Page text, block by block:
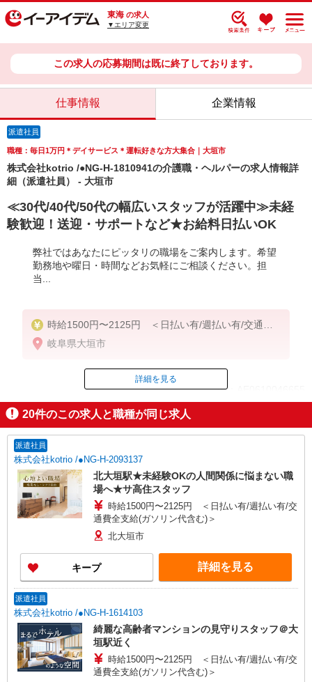
東海 の求人
▼エリア変更
この求人の応募期間は既に終了しております。
仕事情報 企業情報
派遣社員
職種：毎日1万円＊デイサービス＊運転好きな方大集合｜大垣市
株式会社kotrio /●NG-H-1810941の介護職・ヘルパーの求人情報詳
細（派遣社員） - 大垣市
≪30代/40代/50代の幅広いスタッフが活躍中≫未経
験歓迎！送迎・サポートなど★お給料日払いOK
弊社ではあなたにピッタリの職場をご案内します。希望
勤務地や曜日・時間などお気軽にご相談ください。担
当...
時給1500円〜2125円 ＜日払い有/週払い有/交通費
全支給(ガソリン代含む)＞
岐阜県大垣市
ID：AE0610046655
掲載期間終了
詳細を見る
20件のこの求人と職種が同じ求人
派遣社員
株式会社kotrio /●NG-H-2093137
北大垣駅★未経験OKの人間関係に悩まない職
場へ★サ高住スタッフ
時給1500円〜2125円 ＜日払い有/週払い有/交
通費全支給(ガソリン代含む)＞
北大垣市
キープ 詳細を見る
派遣社員
株式会社kotrio /●NG-H-1614103
綺麗な高齢者マンションの見守りスタッフ＠大
垣駅近く
時給1500円〜2125円 ＜日払い有/週払い有/交
通費全支給(ガソリン代含む)＞